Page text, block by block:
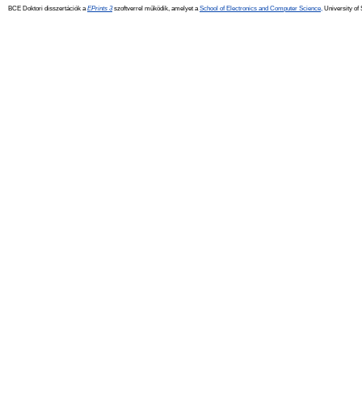
BCE Doktori disszertációk a EPrints 3szoftverrel működik, amelyet a School of Electronics and Computer Science, University of